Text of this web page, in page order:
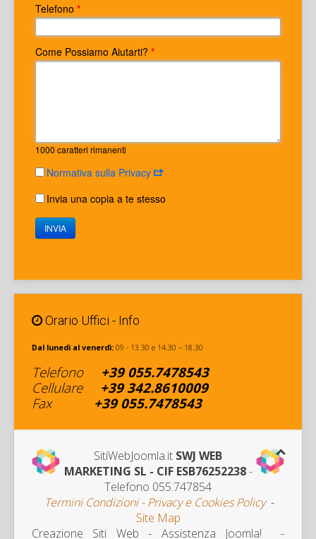
Telefono *
Come Possiamo Aiutarti? *
1000 caratteri rimanenti
Normativa sulla Privacy
Invia una copia a te stesso
INVIA
Orario Uffici - Info
Dal lunedì al venerdì: 09 - 13.30 e 14.30 – 18.30
Telefono +39 055.7478543
Cellulare+39 342.8610009
Fax
+39 055.7478543
SitiWebJoomla.it SWJ WEB
MARKETING SL - CIF ESB76252238-
Telefono 055.747854
Termini Condizioni - Privacy e Cookies Policy-
Site Map
Creazione Siti Web - Assistenza Joomla! -